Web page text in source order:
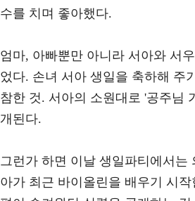
수를 치며 좋아했다.
엄마, 아빠뿐만 아니라 서아와 서
었다. 손녀 서아 생일을 축하해 주
참한 것. 서아의 소원대로 '공주님
개된다.
그런가 하면 이날 생일파티에서
아가 최근 바이올린을 배우기 시